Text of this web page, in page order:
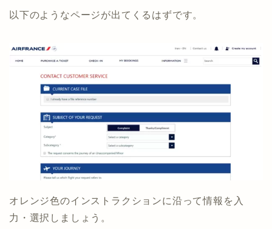
以下のようなページが出てくるはずです。
オレンジ色のインストラクションに沿って情報を入
力・選択しましょう。